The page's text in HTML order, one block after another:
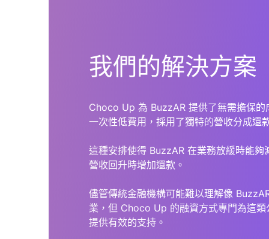
我們的解決方案
Choco Up 為 BuzzAR 提供了無需擔保的
一次性低費用，採用了獨特的營收分成還
這種安排使得 BuzzAR 在業務放緩時能夠
營收回升時增加還款。
儘管傳統金融機構可能難以理解像
業，但 Choco Up 的融資方式專門為這類
提供有效的支持。